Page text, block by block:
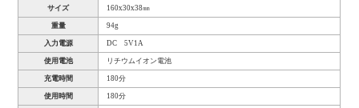
サイズ 160x30x38㎜
重量 94g
入力電源 DC 5V1A
使用電池 リチウムイオン電池
充電時間 180分
使用時間 180分